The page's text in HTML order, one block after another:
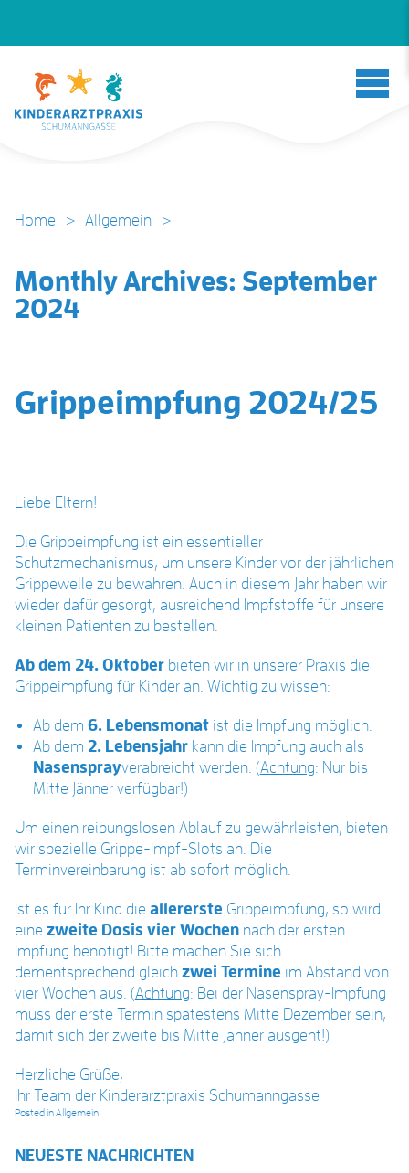
Home > Allgemein >
Monthly Archives: September
2024
Grippeimpfung 2024/25
Liebe Eltern!
Die Grippeimpfung ist ein essentieller
Schutzmechanismus, um unsere Kinder vor der jährlichen
Grippewelle zu bewahren. Auch in diesem Jahr haben wir
wieder dafür gesorgt, ausreichend Impfstoffe für unsere
kleinen Patienten zu bestellen.
Ab dem 24. Oktoberbieten wir in unserer Praxis die
Grippeimpfung für Kinder an. Wichtig zu wissen:
Ab dem 6. Lebensmonatist die Impfung möglich.
Ab dem 2. Lebensjahrkann die Impfung auch als
Nasensprayverabreicht werden. (Achtung: Nur bis
Mitte Jänner verfügbar!)
Um einen reibungslosen Ablauf zu gewährleisten, bieten
wir spezielle Grippe-Impf-Slots an. Die
Terminvereinbarung ist ab sofort möglich.
Ist es für Ihr Kind die allererste Grippeimpfung, so wird
eine zweite Dosis vier Wochennach der ersten
Impfung benötigt! Bitte machen Sie sich
dementsprechend gleich zwei Termine im Abstand von
vier Wochen aus. (Achtung: Bei der Nasenspray-Impfung
muss der erste Termin spätestens Mitte Dezember sein,
damit sich der zweite bis Mitte Jänner ausgeht!)
Herzliche Grüße,
Ihr Team der Kinderarztpraxis Schumanngasse
Posted inAllgemein
NEUESTE NACHRICHTEN